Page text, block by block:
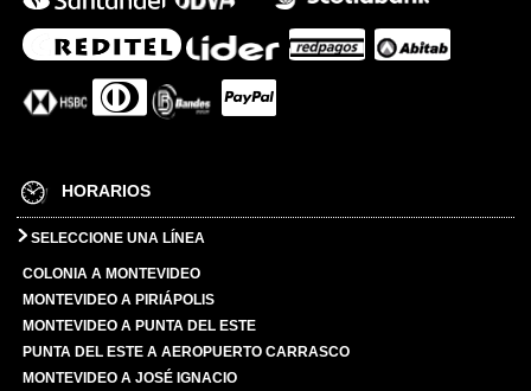
HORARIOS
SELECCIONE UNA LÍNEA
COLONIA A MONTEVIDEO
MONTEVIDEO A PIRIÁPOLIS
MONTEVIDEO A PUNTA DEL ESTE
PUNTA DEL ESTE A AEROPUERTO CARRASCO
MONTEVIDEO A JOSÉ IGNACIO